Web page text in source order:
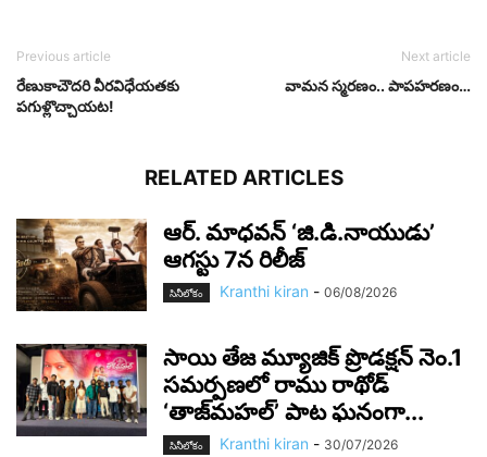
Previous article
రేణుకాచౌద‌రి వీర‌విధేయ‌త‌కు
ప‌గుళ్లొచ్చాయ‌ట‌!
Next article
వామన స్మరణం.. పాపహరణం…
RELATED ARTICLES
ఆర్‌. మాధవన్‌ ‘జి.డి.నాయుడు’
ఆగస్టు 7న రిలీజ్
సినీలోకం Kranthi kiran - 06/08/2026
సాయి తేజ మ్యూజిక్ ప్రొడక్షన్ నెం.1
సమర్పణలో రాము రాథోడ్
‘తాజ్‌మహల్’ పాట ఘనంగా...
సినీలోకం Kranthi kiran - 30/07/2026